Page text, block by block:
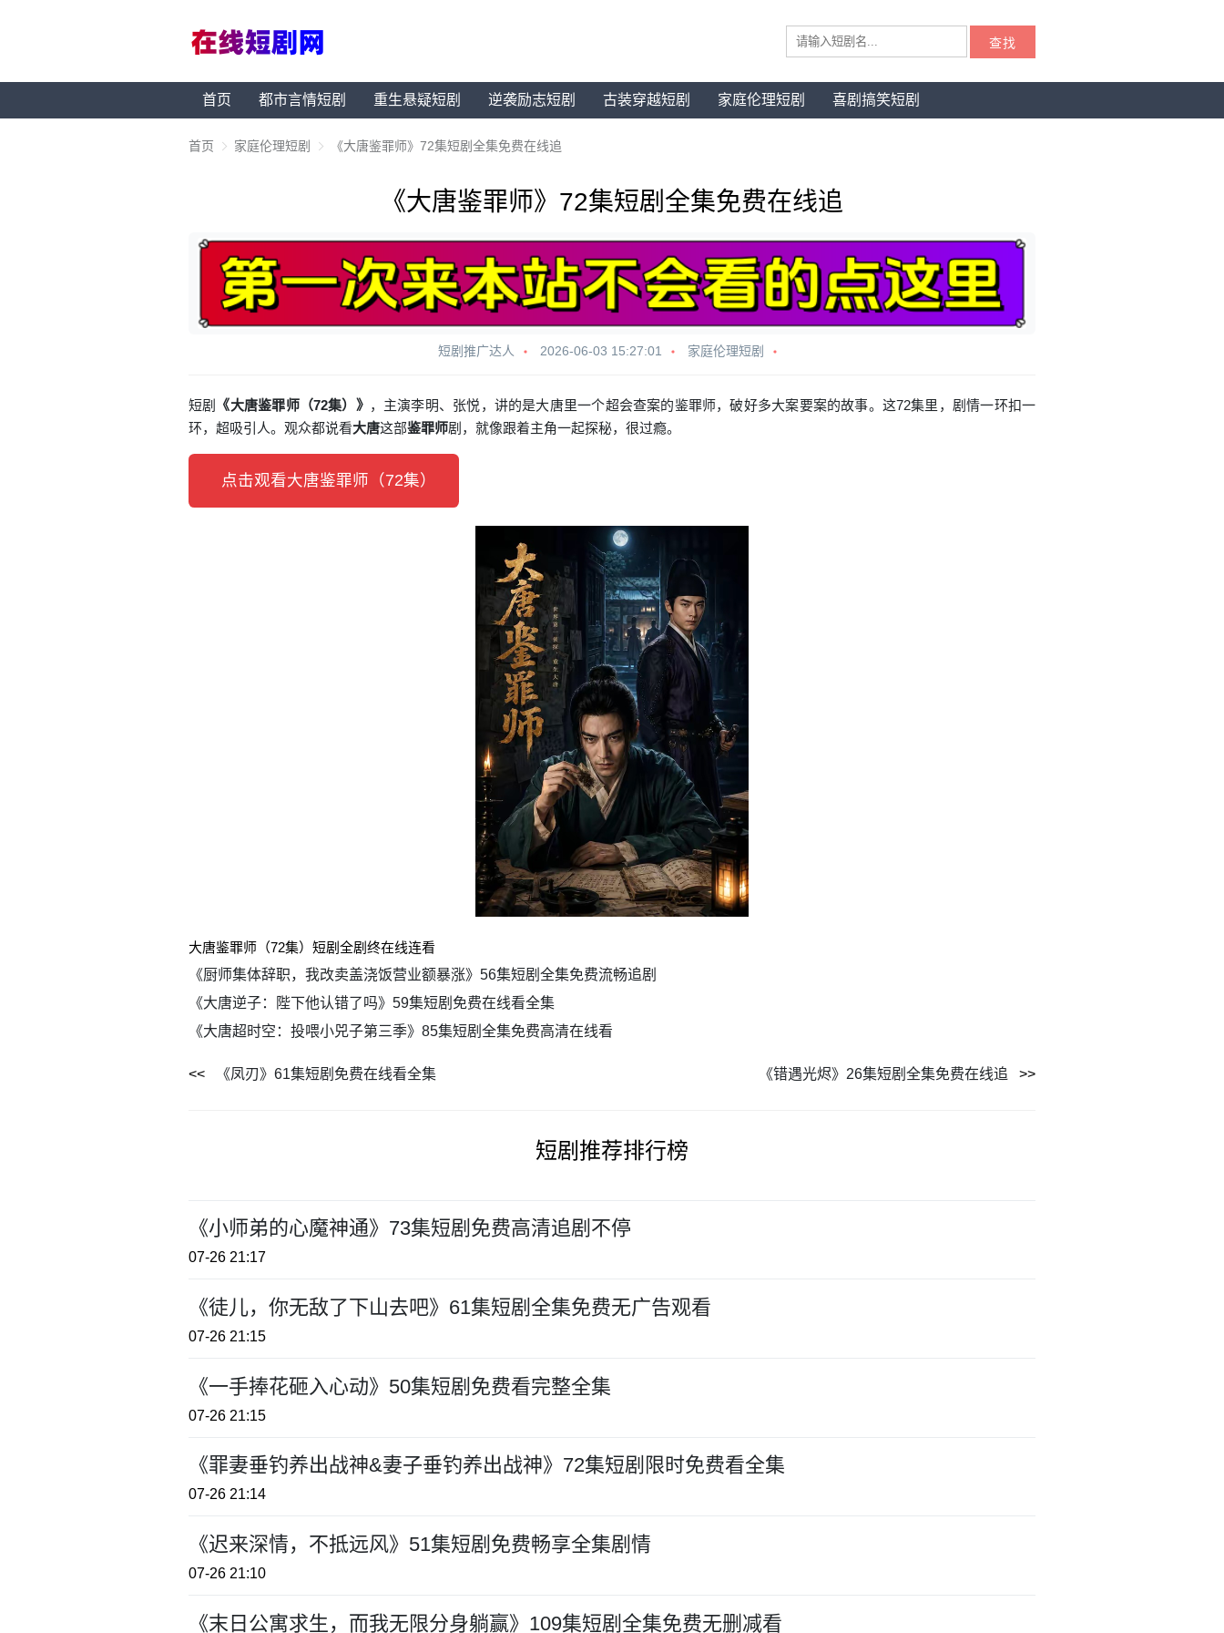
查找
首页 都市言情短剧 重生悬疑短剧 逆袭励志短剧 古装穿越短剧 家庭伦理短剧 喜剧搞笑短剧
首页 家庭伦理短剧 《大唐鉴罪师》72集短剧全集免费在线追
《大唐鉴罪师》72集短剧全集免费在线追
短剧推广达人 2026-06-03 15:27:01 家庭伦理短剧
短剧 《大唐鉴罪师（72集）》 ，主演李明、张悦，讲的是大唐里一个超会查案的鉴罪师，破好多大案要案的故事。这72集里，剧情一环扣一
环，超吸引人。观众都说看大唐这部鉴罪师剧，就像跟着主角一起探秘，很过瘾。
点击观看大唐鉴罪师（72集）
大唐鉴罪师（72集）短剧全剧终在线连看
《厨师集体辞职，我改卖盖浇饭营业额暴涨》56集短剧全集免费流畅追剧
《大唐逆子：陛下他认错了吗》59集短剧免费在线看全集
《大唐超时空：投喂小兕子第三季》85集短剧全集免费高清在线看
《凤刃》61集短剧免费在线看全集 《错遇光烬》26集短剧全集免费在线追
短剧推荐排行榜
《小师弟的心魔神通》73集短剧免费高清追剧不停
07-26 21:17
《徒儿，你无敌了下山去吧》61集短剧全集免费无广告观看
07-26 21:15
《一手捧花砸入心动》50集短剧免费看完整全集
07-26 21:15
《罪妻垂钓养出战神&妻子垂钓养出战神》72集短剧限时免费看全集
07-26 21:14
《迟来深情，不抵远风》51集短剧免费畅享全集剧情
07-26 21:10
《末日公寓求生，而我无限分身躺赢》109集短剧全集免费无删减看